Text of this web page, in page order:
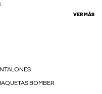
VER MÁS
BOMBER